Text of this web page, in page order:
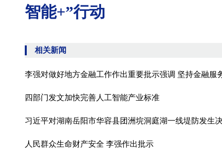
智能+”行动
相关新闻
李强对做好地方金融工作作出重要批示强调 坚持金融服
四部门发文加快完善人工智能产业标准
习近平对湖南岳阳市华容县团洲垸洞庭湖一线堤防发生
人民群众生命财产安全 李强作出批示